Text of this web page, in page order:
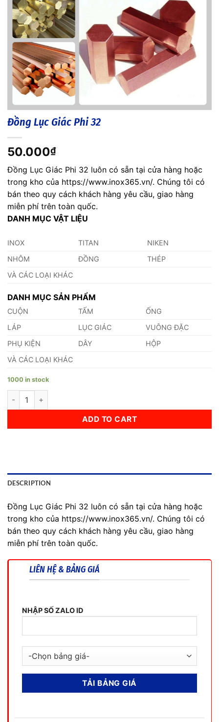
Đồng Lục Giác Phi 32
50.000₫
Đồng Lục Giác Phi 32 luôn có sẵn tại cửa hàng hoặc
trong kho của https://www.inox365.vn/. Chúng tôi có
bán theo quy cách khách hàng yêu cầu, giao hàng
miễn phí trên toàn quốc.
DANH MỤC VẬT LIỆU
INOX TITAN
NIKEN
NHÔM
ĐỒNG
THÉP
VÀ CÁC LOẠI KHÁC
DANH MỤC SẢN PHẨM
CUỘN TẤM
ỐNG
LÁP
LỤC GIÁC
VUÔNG ĐẶC
PHỤ KIỆN
DÂY
HỘP
VÀ CÁC LOẠI KHÁC
1000 in stock
Đồng Lục Giác Phi 32 quantity
ADD TO CART
DESCRIPTION
Đồng Lục Giác Phi 32 luôn có sẵn tại cửa hàng hoặc
trong kho của https://www.inox365.vn/. Chúng tôi có
bán theo quy cách khách hàng yêu cầu, giao hàng
miễn phí trên toàn quốc.
LIÊN HỆ & BẢNG GIÁ
NHẬP SỐ ZALO ID